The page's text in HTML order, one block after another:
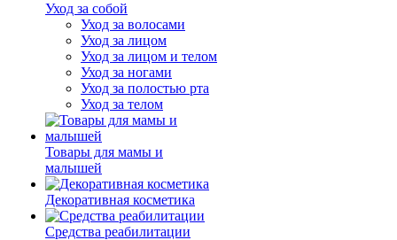
Уход за собой
Уход за волосами
Уход за лицом
Уход за лицом и телом
Уход за ногами
Уход за полостью рта
Уход за телом
Товары для мамы и
малышей
Декоративная косметика
Средства реабилитации